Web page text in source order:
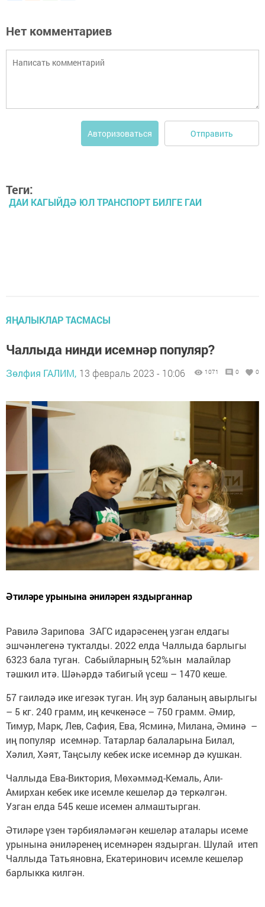
Нет комментариев
Авторизоваться Отправить
Теги:
ДАИ КАГЫЙДӘ ЮЛ ТРАНСПОРТ БИЛГЕ ГАИ
ЯҢАЛЫКЛАР ТАСМАСЫ
Чаллыда нинди исемнәр популяр?
Зөлфия ГАЛИМ, 13 февраль 2023 - 10:06 1071 0 0
Әтиләре урынына әниләрен яздырганнар
Равилә Зарипова ЗАГС идарәсенең узган елдагы
эшчәнлегенә тукталды. 2022 елда Чаллыда барлыгы
6323 бала туган. Сабыйларның 52%ын малайлар
тәшкил итә. Шәһәрдә табигый үсеш – 1470 кеше.
57 гаиләдә ике игезәк туган. Иң зур баланың авырлыгы
– 5 кг. 240 грамм, иң кечкенәсе – 750 грамм. Әмир,
Тимур, Марк, Лев, Сафия, Ева, Ясминә, Милана, Әминә –
иң популяр исемнәр. Татарлар балаларына Билал,
Хәлил, Хәят, Таңсылу кебек иске исемнәр дә кушкан.
Чаллыда Ева-Виктория, Мөхәммәд-Кемаль, Али-
Амирхан кебек ике исемле кешеләр дә теркәлгән.
Узган елда 545 кеше исемен алмаштырган.
Әтиләре үзен тәрбияләмәгән кешеләр аталары исеме
урынына әниләренең исемнәрен яздырган. Шулай итеп
Чаллыда Татьяновна, Екатеринович исемле кешеләр
барлыкка килгән.